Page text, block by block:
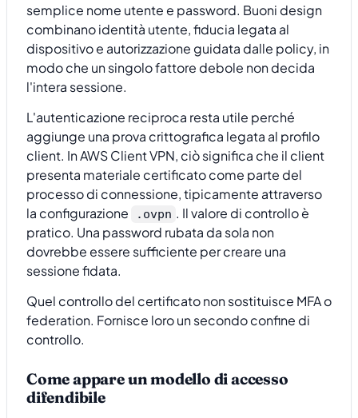
semplice nome utente e password. Buoni design
combinano identità utente, fiducia legata al
dispositivo e autorizzazione guidata dalle policy, in
modo che un singolo fattore debole non decida
l'intera sessione.
L'autenticazione reciproca resta utile perché
aggiunge una prova crittografica legata al profilo
client. In AWS Client VPN, ciò significa che il client
presenta materiale certificato come parte del
processo di connessione, tipicamente attraverso
la configurazione
.ovpn . Il valore di controllo è
pratico. Una password rubata da sola non
dovrebbe essere sufficiente per creare una
sessione fidata.
Quel controllo del certificato non sostituisce MFA o
federation. Fornisce loro un secondo confine di
controllo.
Come appare un modello di accesso
difendibile